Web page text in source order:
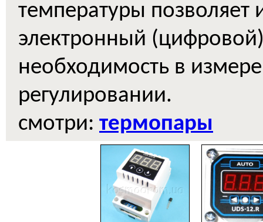
температуры позволяет
электронный
необходимость в
регулировании.
смотри: термопары